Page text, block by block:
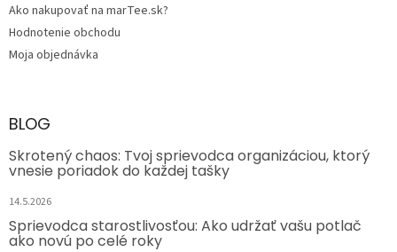
Ako nakupovať na marTee.sk?
Hodnotenie obchodu
Moja objednávka
BLOG
Skrotený chaos: Tvoj sprievodca organizáciou, ktorý
vnesie poriadok do každej tašky
14.5.2026
Sprievodca starostlivosťou: Ako udržať vašu potlač
ako novú po celé roky